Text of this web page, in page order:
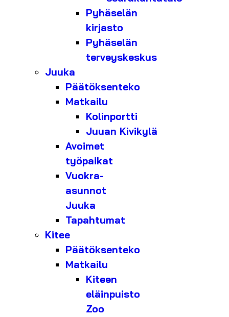
Pyhäselän
kirjasto
Pyhäselän
terveyskeskus
Juuka
Päätöksenteko
Matkailu
Kolinportti
Juuan Kivikylä
Avoimet
työpaikat
Vuokra-
asunnot
Juuka
Tapahtumat
Kitee
Päätöksenteko
Matkailu
Kiteen
eläinpuisto
Zoo